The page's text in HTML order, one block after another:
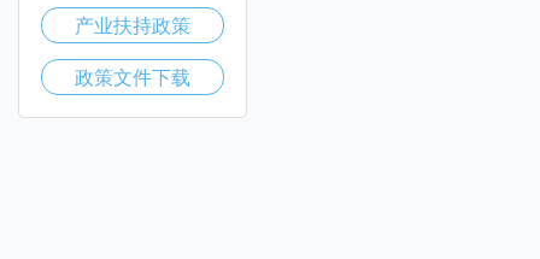
产业扶持政策
政策文件下载